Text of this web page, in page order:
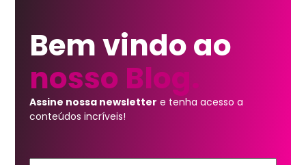
Bem vindo ao
nosso Blog.
Assine nossa newsletter e tenha acesso a
conteúdos incríveis!